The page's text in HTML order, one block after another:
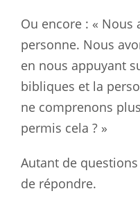
Ou encore : «
personne. Nous
en nous appuyant
bibliques et la
ne comprenons
permis cela ? »
Autant de
de répondre.